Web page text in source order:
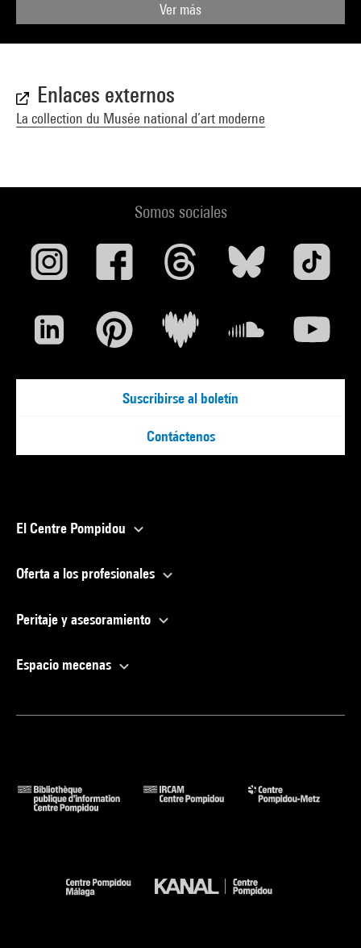
Ver más
Enlaces externos
La collection du Musée national d’art moderne
Somos sociales
Suscribirse al boletín
Contáctenos
El Centre Pompidou
Oferta a los profesionales
Peritaje y asesoramiento
Espacio mecenas